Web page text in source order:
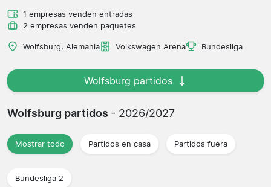
1 empresas venden entradas
2 empresas venden paquetes
Wolfsburg, Alemania Volkswagen Arena Bundesliga
Wolfsburg partidos
Wolfsburg partidos - 2026/2027
Mostrar todo Partidos en casa Partidos fuera
Bundesliga 2